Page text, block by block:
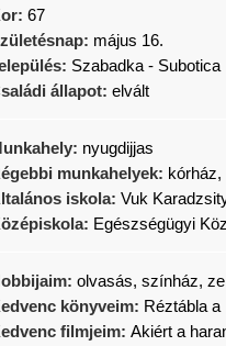
67
május 16.
Szabadka - Subotica
állapot: elvált
nyugdijjas
munkahelyek: kórház,
iskola: Vuk
Egészségügyi
olvasás, színház,
könyveim: Réztábla a
filmjeim: Akiért a